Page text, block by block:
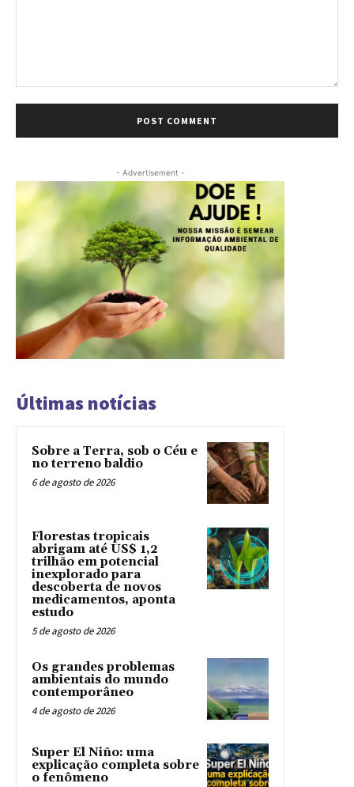
- Advertisement -
Últimas notícias
Sobre a Terra, sob o Céu e
no terreno baldio
6 de agosto de 2026
Florestas tropicais
abrigam até US$ 1,2
trilhão em potencial
inexplorado para
descoberta de novos
medicamentos, aponta
estudo
5 de agosto de 2026
Os grandes problemas
ambientais do mundo
contemporâneo
4 de agosto de 2026
Super El Niño: uma
explicação completa sobre
o fenômeno